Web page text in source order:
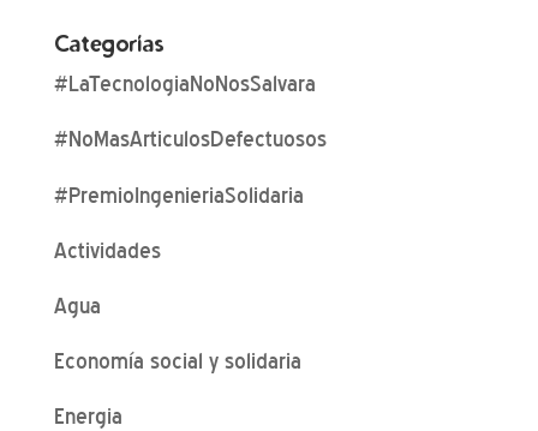
Categorías
#LaTecnologiaNoNosSalvara
#NoMasArticulosDefectuosos
#PremioIngenieriaSolidaria
Actividades
Agua
Economía social y solidaria
Energia